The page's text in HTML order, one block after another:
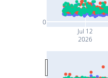
Jul 12
2026
0